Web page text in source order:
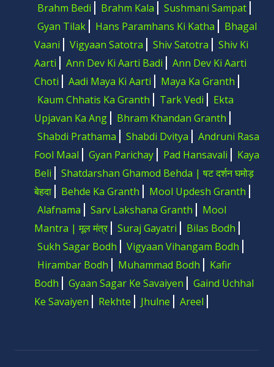
Brahm Bedi
Brahm Kala
Sushmani Sampat
Gyan Tilak
Hans Paramhans Ki Katha
Bhagal
Vaani
Vigyaan Satotra Shiv Satotra
Shiv Ki
Aarti
Ann Dev Ki Aarti Badi
Ann Dev Ki Aarti
Choti
Aadi Maya Ki Aarti
Maya Ka Granth
Kaum Chhatis Ka Granth
Tark Vedi
Ekta
Upjavan Ka Ang
Bhram Khandan Granth
Shabdi Prathama
Shabdi Dvitya
Andruni Rasa
Fool Maal
Gyan Parichay Pad Hansavali
Kaya
Beli
Shatdarshan Ghamod Behda | षट दर्शन घमोड़
बेहदा
Behde Ka Granth
Mool Updesh Granth
Alafnama
Sarv Lakshana Granth
Mool
Mantra | मूल मंत्र
Suraj Gayatri
Bilas Bodh
Sukh Sagar Bodh
Vigyaan Vihangam Bodh
Hirambar Bodh
Muhammad Bodh
Kafir
Bodh
Gyaan Sagar Ke Savaiyen
Gaind Uchhal
Ke Savaiyen
Rekhte Jhulne Areel